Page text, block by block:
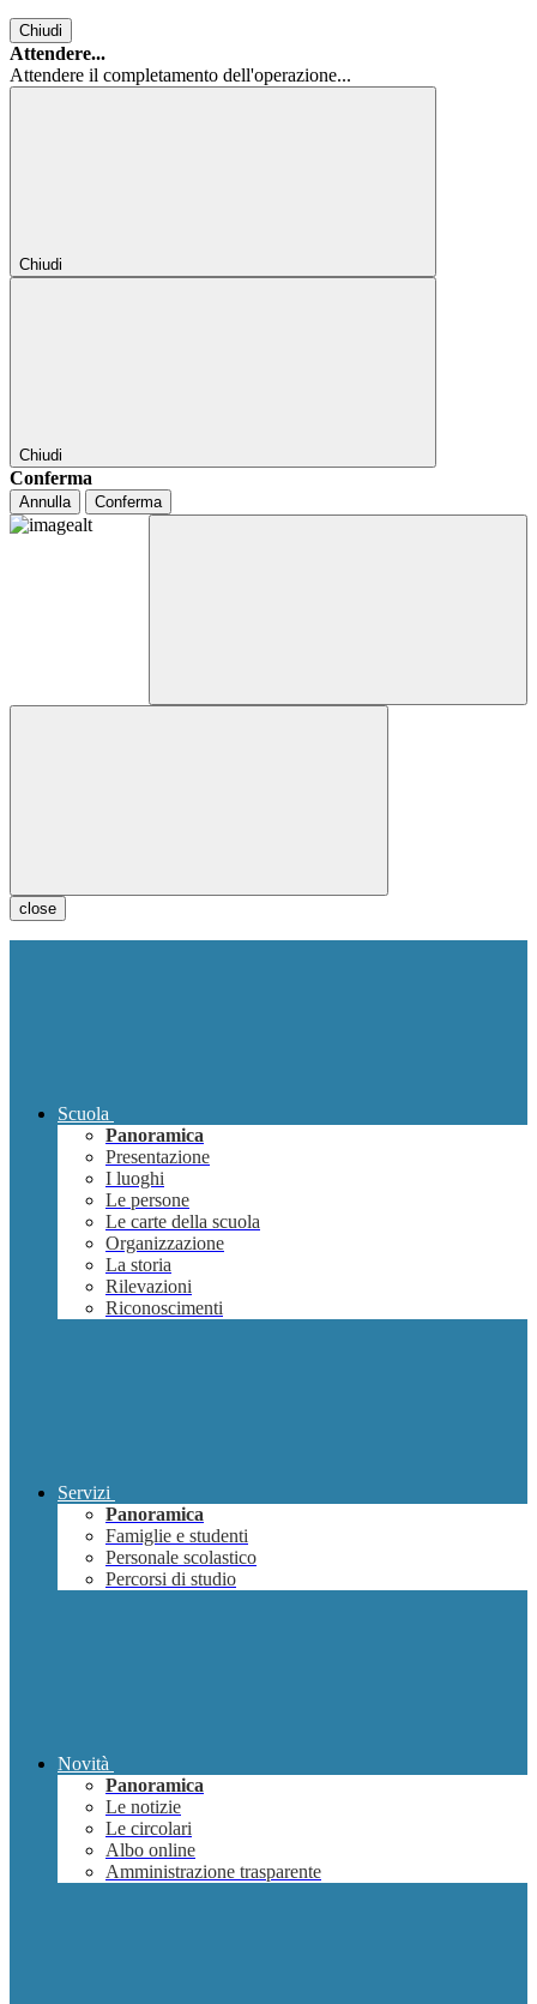
Chiudi
Attendere...
Attendere il completamento dell'operazione...
Chiudi
Chiudi
Conferma
Annulla Conferma
close
Scuola
Panoramica
Presentazione
I luoghi
Le persone
Le carte della scuola
Organizzazione
La storia
Rilevazioni
Riconoscimenti
Servizi
Panoramica
Famiglie e studenti
Personale scolastico
Percorsi di studio
Novità
Panoramica
Le notizie
Le circolari
Albo online
Amministrazione trasparente